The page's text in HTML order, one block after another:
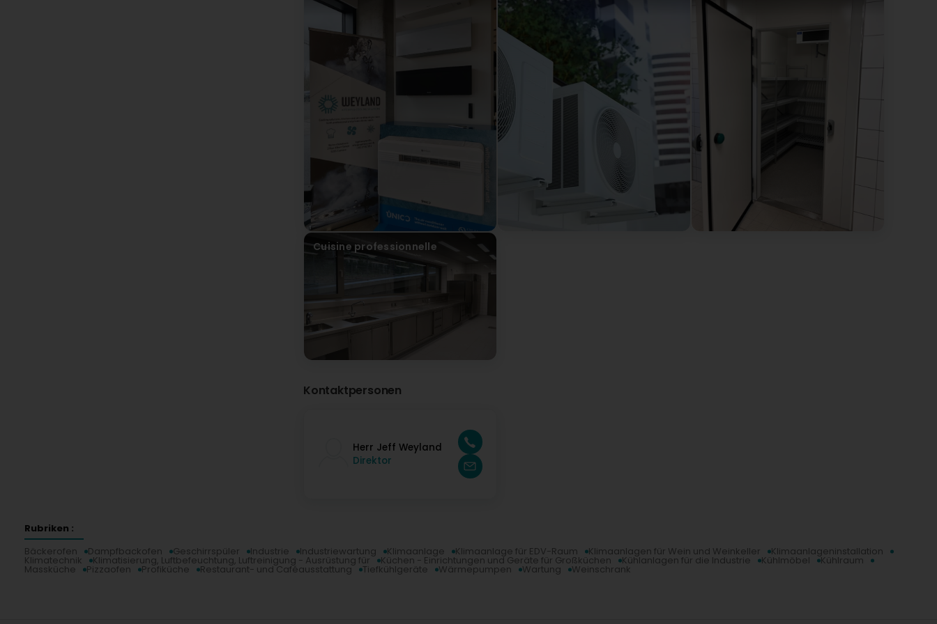
expertise montrent vite qu’on en a vraiment pour son argent. Leur patron, M. Weyland, a été d’un grand
professionnalisme lors de l’installation de ma climatisation. On voit tout de suite qu’il connaît parfaitement son
métier ! PS : Un grand merci à Isabelle, une commerciale remarquable ! (Translated by Google) A high-quality
company! All the technicians we worked with are genuinely experienced and professional. During the
interviews, each appliance was opened and thoroughly cleaned. My Convotherm oven, which was completely
scaled and I thought would need replacing, was returned to me like new after their intervention. After testing
the water, they advised me to install a limescale filter to avoid most of my breakdowns. In seven years, no one
had ever given me this advice, neither when I purchased it nor during previous repairs. Ultimately, I thought
their services were a bit expensive, but their honesty and expertise quickly showed that you really get what you
pay for. Their boss, Mr. Weyland, was extremely professional during the installation of my air conditioning. You
could immediately see that he knows his stuff perfectly! PS: A big thank you to Isabelle, a remarkable
saleswoman!
Weyland Kitchen & Cooling Solutions
vor 8 Monat(en)
Merci beaucoup pour votre retour détaillé. Nous sommes ravis que nos techniciens et M. Weyland aient
pu vous apporter leur expertise et des conseils utiles. Votre satisfaction est notre priorité. Merci pour votre
confiance!
Cuisine professionnelle
Kontaktpersonen
Herr Jeff Weyland
Direktor
Rubriken :
Bäckerofen
Dampfbackofen Geschirrspüler Industrie Industriewartung Klimaanlage Klimaanlage für EDV-Raum Klimaanlagen für Wein und Weinkeller Klimaanlageninstallation
Klimatechnik Klimatisierung, Luftbefeuchtung, Luftreinigung - Ausrüstung für Küchen - Einrichtungen und Geräte für Großküchen Kühlanlagen für die Industrie Kühlmöbel Kühlraum
Massküche Pizzaofen Profiküche Restaurant- und Caféausstattung Tiefkühlgeräte Wärmepumpen Wartung Weinschrank